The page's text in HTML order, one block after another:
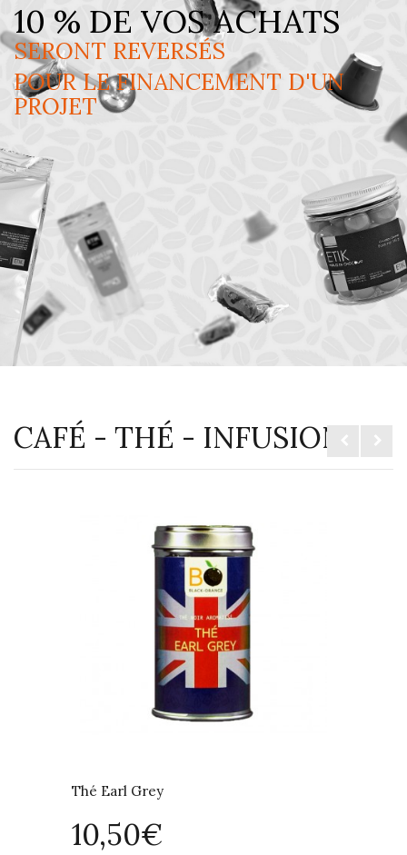
10 % DE VOS ACHATS
SERONT REVERSÉS
POUR LE FINANCEMENT D'UN
PROJET
CAFÉ - THÉ - INFUSION
Thé Earl Grey
10,50€